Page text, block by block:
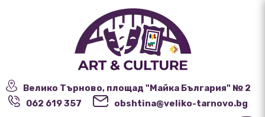
Велико Търново, площад "Майка България" № 2
062 619 357
obshtina@veliko-tarnovo.bg